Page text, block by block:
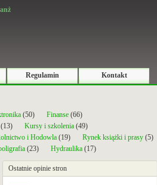
Regulamin Kontakt
(50) Finanse (66)
(13) Kursy i szkolenia (49)
i Hodowla (19) Rynek książki i prasy (5)
(23) Hydraulika (17)
Ostatnie opinie stron